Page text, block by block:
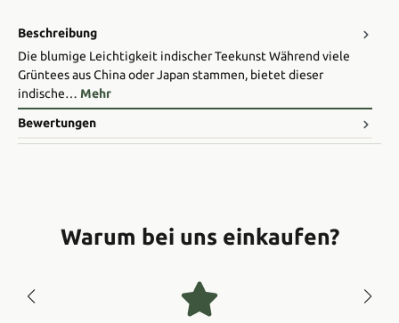
Beschreibung
Die blumige Leichtigkeit indischer Teekunst Während viele
Grüntees aus China oder Japan stammen, bietet dieser
indische… Mehr
Bewertungen
Warum bei uns einkaufen?